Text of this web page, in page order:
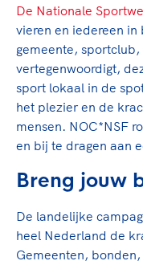
voor Sifan
Groot en het
genieten van de
de halve
hockeywedstrijd
Lees verder
Samen voor
Voor welk gedrag
langs de lijn, in
En wat mag
hier richting aan
ongewenst gedrag.
Lees verder
binnen TeamNL
bestuurders,
toekomstig kader.
Lees verder
De Nationale
vieren en iedereen in
gemeente,
vertegenwoordigt,
sport lokaal in de
het plezier en de
mensen. NOC*NSF
en bij te dragen aan
Breng jouw
De landelijke
heel Nederland de
Gemeenten,